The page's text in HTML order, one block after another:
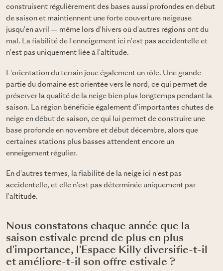
construisent régulièrement des bases aussi profondes en début
de saison et maintiennent une forte couverture neigeuse
jusqu'en avril — même lors d'hivers où d'autres régions ont du
mal. La fiabilité de l'enneigement ici n'est pas accidentelle et
n'est pas uniquement liée à l'altitude.
L'orientation du terrain joue également un rôle. Une grande
partie du domaine est orientée vers le nord, ce qui permet de
préserver la qualité de la neige bien plus longtemps pendant la
saison. La région bénéficie également d'importantes chutes de
neige en début de saison, ce qui lui permet de construire une
base profonde en novembre et début décembre, alors que
certaines stations plus basses attendent encore un
enneigement régulier.
En d'autres termes, la fiabilité de la neige ici n'est pas
accidentelle, et elle n'est pas déterminée uniquement par
l'altitude.
Nous constatons chaque année que la
saison estivale prend de plus en plus
d'importance, l'Espace Killy diversifie-t-il
et améliore-t-il son offre estivale ?